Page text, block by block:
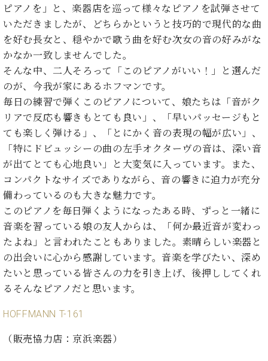
ア
ー
テ
ィ
ス
ト
カ
ス
マ
ー
サ
ビ
ス
(
律
)
ア
タ
サ
ピアノを」と、楽器店を巡って様々なピアノを試弾させて
いただきましたが、どちらかというと技巧的で現代的な曲
を好む長女と、穏やかで歌う曲を好む次女の音の好みがな
かなか一致しませんでした。
そんな中、二人そろって「このピアノがいい！」と選んだ
のが、今我が家にあるホフマンです。
毎日の練習で弾くこのピアノについて、娘たちは「音がク
リアで反応も響きもとても良い」、「早いパッセージもと
ても楽しく弾ける」、「とにかく音の表現の幅が広い」、
「特にドビュッシーの曲の左手オクターヴの音は、深い音
が出てとても心地良い」と大変気に入っています。また、
コンパクトなサイズでありながら、音の響きに迫力が充分
備わっているのも大きな魅力です。
このピアノを毎日弾くようになったある時、ずっと一緒に
音楽を習っている娘の友人からは、「何か最近音が変わっ
たよね」と言われたこともありました。素晴らしい楽器と
の出会いに心から感謝しています。音楽を学びたい、深め
たいと思っている皆さんの力を引き上げ、後押ししてくれ
るそんなピアノだと思います。
HOFFMANN T-161
（販売協力店：京浜楽器）